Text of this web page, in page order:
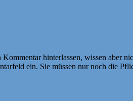
hinterlassen, wissen aber
ein. Sie müssen nur noch die